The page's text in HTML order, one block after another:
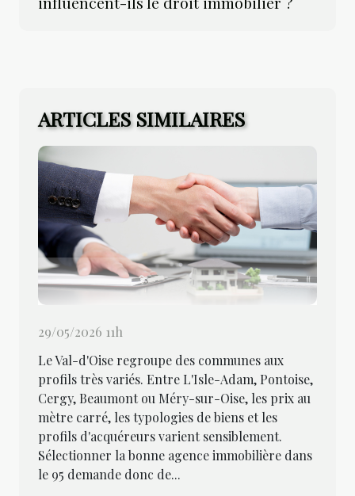
ARTICLES SIMILAIRES
29/05/2026 11h
Le Val-d'Oise regroupe des communes aux
profils très variés. Entre L'Isle-Adam, Pontoise,
Cergy, Beaumont ou Méry-sur-Oise, les prix au
mètre carré, les typologies de biens et les
profils d'acquéreurs varient sensiblement.
Sélectionner la bonne agence immobilière dans
le 95 demande donc de...